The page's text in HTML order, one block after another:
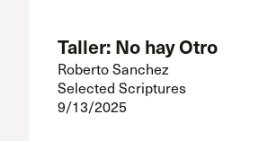
Taller: No hay Otro
Roberto Sanchez
Selected Scriptures
9/13/2025